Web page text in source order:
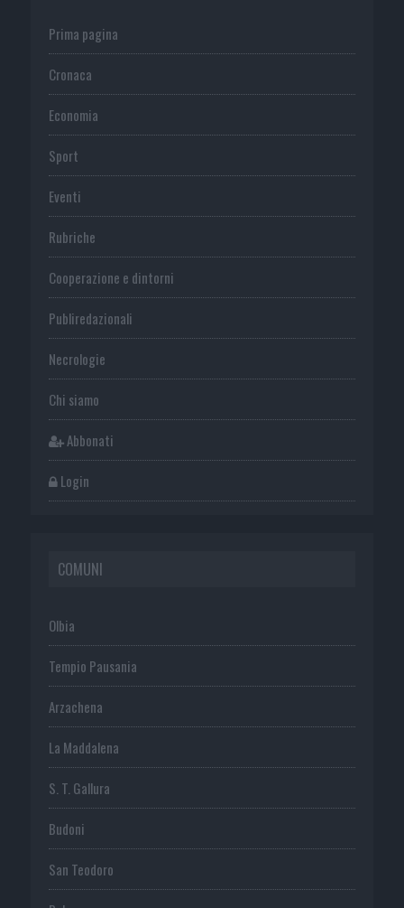
Prima pagina
Cronaca
Economia
Sport
Eventi
Rubriche
Cooperazione e dintorni
Publiredazionali
Necrologie
Chi siamo
Abbonati
Login
COMUNI
Olbia
Tempio Pausania
Arzachena
La Maddalena
S. T. Gallura
Budoni
San Teodoro